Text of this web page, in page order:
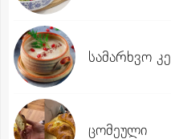
სამარხვო
ცომეული